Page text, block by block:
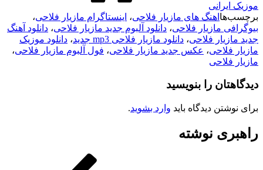
موزیک ایرانی
برچسب‌ها اهنگ های مازیار فلاحی، اینستاگرام مازیار فلاحی،
بیوگرافی مازیار فلاحی، دانلود آلبوم جدید مازیار فلاحی، دانلود آهنگ
جدید مازیار فلاحی، دانلود مازیار فلاحی mp3 جدید ، دانلود موزیک
مازیار فلاحی، عکس جدید مازیار فلاحی، فول آلبوم مازیار فلاحی،
مازیار فلاحی
دیدگاهتان را بنویسید
برای نوشتن دیدگاه باید وارد بشوید.
راهبری نوشته